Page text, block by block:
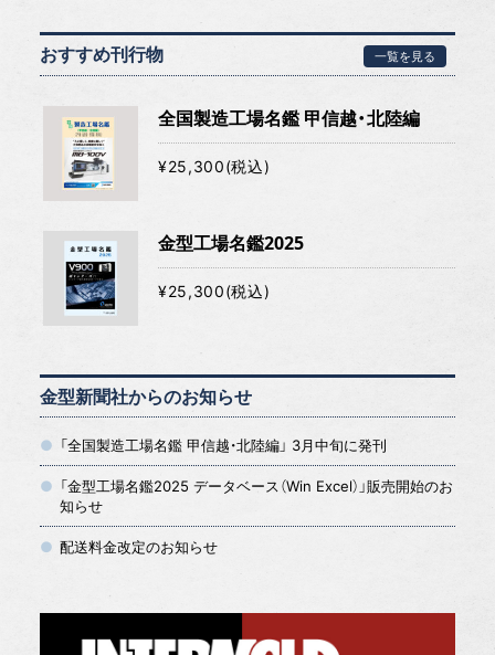
おすすめ刊行物 一覧を見る
全国製造工場名鑑 甲信越・北陸編
¥25,300(税込)
金型工場名鑑2025
¥25,300(税込)
金型新聞社からのお知らせ
「全国製造工場名鑑 甲信越・北陸編」 3月中旬に発刊
「金型工場名鑑2025 データベース（Win Excel）」販売開始のお
知らせ
配送料金改定のお知らせ